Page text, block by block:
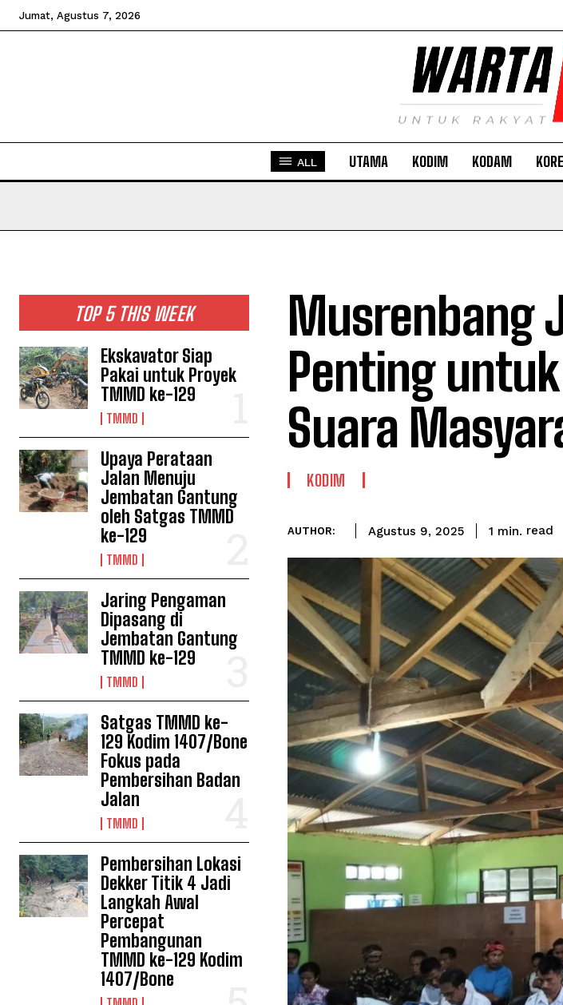
Jumat, Agustus 7, 2026
ALL UTAMA KODIM KODAM
TOP 5 THIS WEEK
Ekskavator Siap
Pakai untuk Proyek
TMMD ke-129
TMMD
Upaya Perataan
Jalan Menuju
Jembatan Gantung
oleh Satgas TMMD
ke-129
TMMD
Jaring Pengaman
Dipasang di
Jembatan Gantung
TMMD ke-129
TMMD
Satgas TMMD ke-
129 Kodim 1407/Bone
Fokus pada
Pembersihan Badan
Jalan
TMMD
Pembersihan Lokasi
Dekker Titik 4 Jadi
Langkah Awal
Percepat
Pembangunan
TMMD ke-129 Kodim
1407/Bone
Musrenbang
Penting
Suara
KODIM
AUTHOR: Agustus 9, 2025 1 min. read